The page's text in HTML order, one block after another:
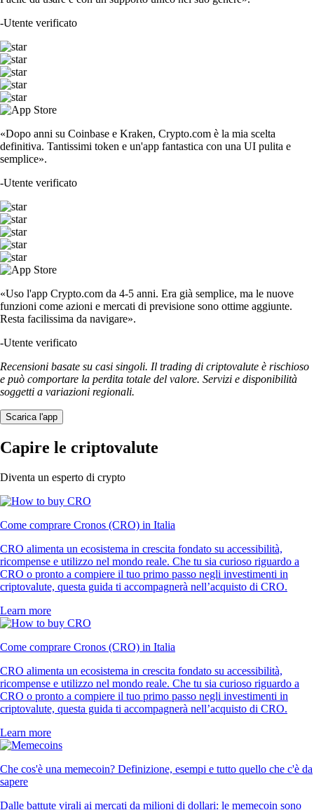
-Utente verificato
«Dopo anni su Coinbase e Kraken, Crypto.com è la mia scelta
definitiva. Tantissimi token e un'app fantastica con una UI pulita e
semplice».
-Utente verificato
«Uso l'app Crypto.com da 4-5 anni. Era già semplice, ma le nuove
funzioni come azioni e mercati di previsione sono ottime aggiunte.
Resta facilissima da navigare».
-Utente verificato
Recensioni basate su casi singoli. Il trading di criptovalute è rischioso
e può comportare la perdita totale del valore. Servizi e disponibilità
soggetti a variazioni regionali.
Scarica l'app
Capire le criptovalute
Diventa un esperto di crypto
Come comprare Cronos (CRO) in Italia
CRO alimenta un ecosistema in crescita fondato su accessibilità,
ricompense e utilizzo nel mondo reale. Che tu sia curioso riguardo a
CRO o pronto a compiere il tuo primo passo negli investimenti in
criptovalute, questa guida ti accompagnerà nell’acquisto di CRO.
Learn more
Come comprare Cronos (CRO) in Italia
CRO alimenta un ecosistema in crescita fondato su accessibilità,
ricompense e utilizzo nel mondo reale. Che tu sia curioso riguardo a
CRO o pronto a compiere il tuo primo passo negli investimenti in
criptovalute, questa guida ti accompagnerà nell’acquisto di CRO.
Learn more
Che cos'è una memecoin? Definizione, esempi e tutto quello che c'è da
sapere
Dalle battute virali ai mercati da milioni di dollari: le memecoin sono